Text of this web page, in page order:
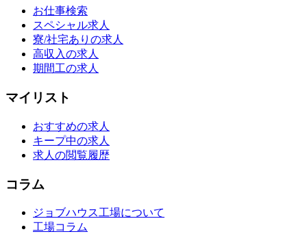
お仕事検索
スペシャル求人
寮/社宅ありの求人
高収入の求人
期間工の求人
マイリスト
おすすめの求人
キープ中の求人
求人の閲覧履歴
コラム
ジョブハウス工場について
工場コラム